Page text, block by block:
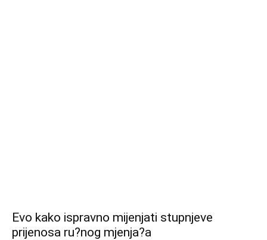
Evo kako ispravno mijenjati stupnjeve
prijenosa ru?nog mjenja?a